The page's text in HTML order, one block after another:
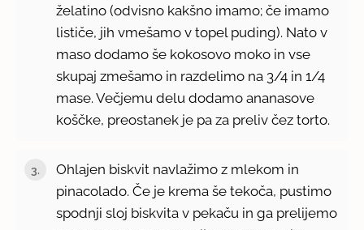
želatino (odvisno kakšno imamo; če imamo
lističe, jih vmešamo v topel puding). Nato v
maso dodamo še kokosovo moko in vse
skupaj zmešamo in razdelimo na 3/4 in 1/4
mase. Večjemu delu dodamo ananasove
koščke, preostanek je pa za preliv čez torto.
Ohlajen biskvit navlažimo z mlekom in
pinacolado. Če je krema še tekoča, pustimo
spodnji sloj biskvita v pekaču in ga prelijemo